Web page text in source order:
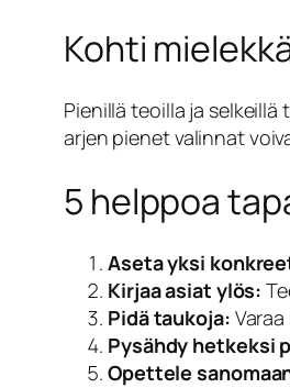
Kohti
Pienillä teoilla ja
arjen pienet valinnat
5 helppoa
Aseta yksi
Kirjaa asiat ylös:
Pidä taukoja:
Pysähdy hetkeksi
Opettele